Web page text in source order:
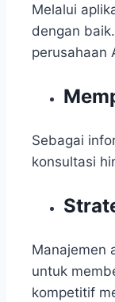
Melalui
dengan
perusahaan
Sebagai
konsultasi
Manajemen
untuk
kompetitif